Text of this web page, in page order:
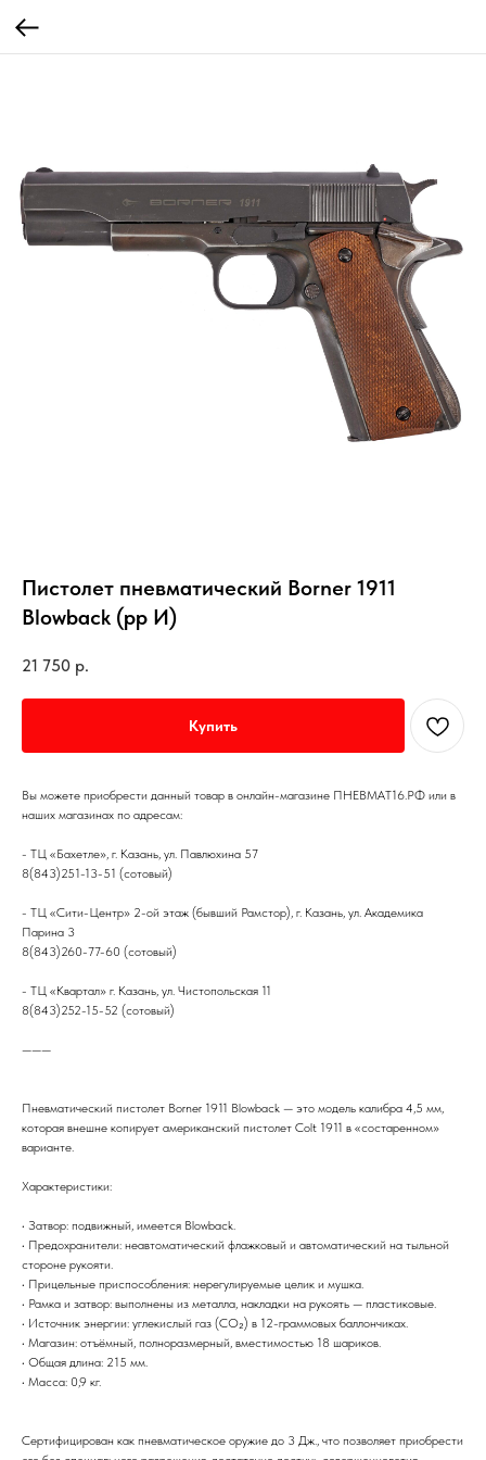
Пистолет пневматический Borner 1911
Blowback (рр И)
21 750 р.
Купить
Вы можете приобрести данный товар в онлайн-магазине ПНЕВМАТ16.РФ или в
наших магазинах по адресам:
- ТЦ «Бахетле», г. Казань, ул. Павлюхина 57
8(843)251-13-51 (сотовый)
- ТЦ «Сити-Центр» 2-ой этаж (бывший Рамстор), г. Казань, ул. Академика
Парина 3
8(843)260-77-60 (сотовый)
- ТЦ «Квартал» г. Казань, ул. Чистопольская 11
8(843)252-15-52 (сотовый)
———
Пневматический пистолет Borner 1911 Blowback — это модель калибра 4,5 мм,
которая внешне копирует американский пистолет Colt 1911 в «состаренном»
варианте.
Характеристики:
• Затвор: подвижный, имеется Blowback.
• Предохранители: неавтоматический флажковый и автоматический на тыльной
стороне рукояти.
• Прицельные приспособления: нерегулируемые целик и мушка.
• Рамка и затвор: выполнены из металла, накладки на рукоять — пластиковые.
• Источник энергии: углекислый газ (CO₂) в 12-граммовых баллончиках.
• Магазин: отъёмный, полноразмерный, вместимостью 18 шариков.
• Общая длина: 215 мм.
• Масса: 0,9 кг.
Сертифицирован как пневматическое оружие до 3 Дж., что позволяет приобрести